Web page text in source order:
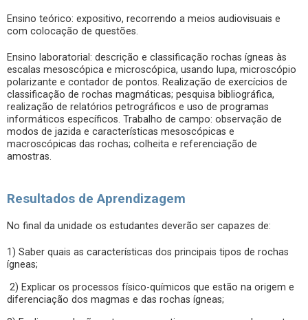
Ensino teórico: expositivo, recorrendo a meios audiovisuais e
com colocação de questões.
Ensino laboratorial: descrição e classificação rochas ígneas às
escalas mesoscópica e microscópica, usando lupa, microscópio
polarizante e contador de pontos. Realização de exercícios de
classificação de rochas magmáticas; pesquisa bibliográfica,
realização de relatórios petrográficos e uso de programas
informáticos específicos. Trabalho de campo: observação de
modos de jazida e características mesoscópicas e
macroscópicas das rochas; colheita e referenciação de
amostras.
Resultados de Aprendizagem
No final da unidade os estudantes deverão ser capazes de:
1) Saber quais as características dos principais tipos de rochas
ígneas;
2) Explicar os processos físico-químicos que estão na origem e
diferenciação dos magmas e das rochas ígneas;